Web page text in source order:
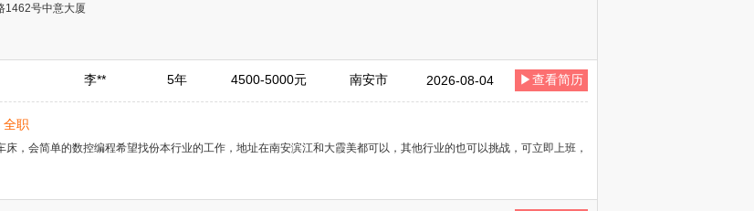
1462号中意大厦
李** 5年 4500-5000元 南安市 2026-08-04 ▶查看简历
全职
，会简单的数控编程希望找份本行业的工作，地址在南安滨江和大霞美都可以，其他行业的也可以挑战，可立即上班，